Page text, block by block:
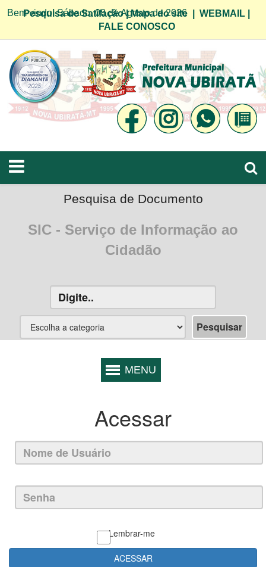
Bem vindo! Sábado, 08 de Agosto de 2026
Pesquisa de Satifação|Mapa do site WEBMAIL
FALE CONOSCO
Pesquisa de Documento
SIC - Serviço de Informação ao
Cidadão
Acessar
Lembrar-me
ACESSAR